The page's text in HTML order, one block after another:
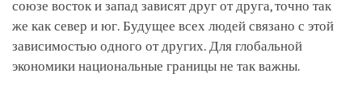
союзе восток и запад зависят друг от друга, точно так
же как север и юг. Будущее всех людей связано с этой
зависимостью одного от других. Для глобальной
экономики национальные границы не так важны.